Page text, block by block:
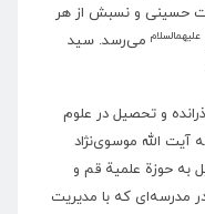
حسینی و نسبش از هر
علیهمالسلام می‌رسد. سید
و تحصیل در علوم
الله موسوی‌نژاد
تحصیل به حوزة علمیة قم و
مدرسه‌ای که با مدیریت